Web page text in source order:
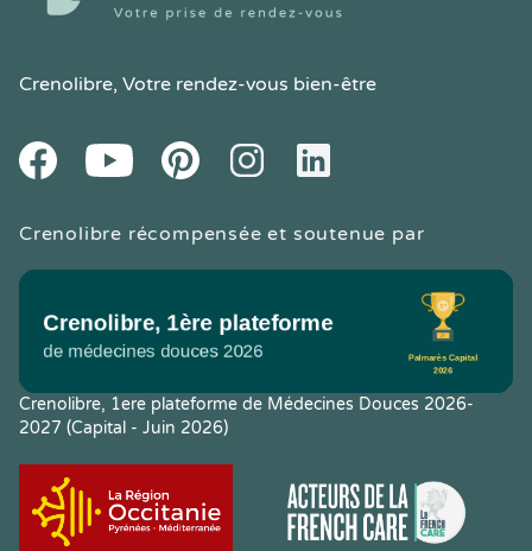
Crenolibre, Votre rendez-vous bien-être
FacebookYoutube PinteresetInstagramLinkedIn
Crenolibre récompensée et soutenue par
Crenolibre, 1ere plateforme de Médecines Douces 2026-
2027 (Capital - Juin 2026)